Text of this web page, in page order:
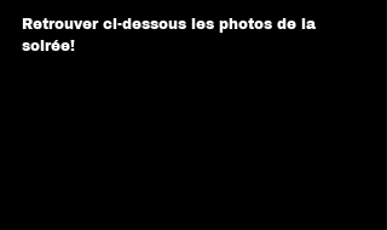
Retrouver ci-dessous les photos de la
soirée!